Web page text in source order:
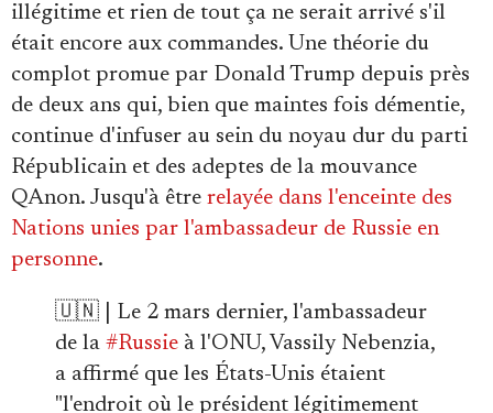
illégitime et rien de tout ça ne serait arrivé s'il
était encore aux commandes. Une théorie du
complot promue par Donald Trump depuis près
de deux ans qui, bien que maintes fois démentie,
continue d'infuser au sein du noyau dur du parti
Républicain et des adeptes de la mouvance
QAnon. Jusqu'à être relayée dans l'enceinte des
Nations unies par l'ambassadeur de Russie en
personne.
🇺🇳 | Le 2 mars dernier, l'ambassadeur
de la #Russie à l'ONU, Vassily Nebenzia,
a affirmé que les États-Unis étaient
"l'endroit où le président légitimement